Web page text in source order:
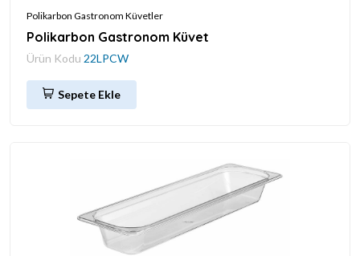
Polikarbon Gastronom Küvetler
Polikarbon Gastronom Küvet
Ürün Kodu 22LPCW
Sepete Ekle